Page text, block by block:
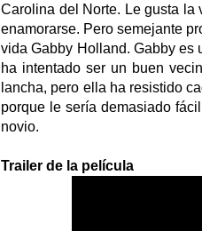
Carolina del Norte. Le gusta la
enamorarse. Pero semejante
vida Gabby Holland. Gabby es
ha intentado ser un buen
lancha, pero ella ha resistido
porque le sería demasiado
novio.
Trailer de la película